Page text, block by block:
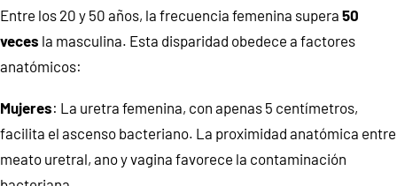
Entre los 20 y 50 años, la frecuencia femenina supera 50
veces la masculina. Esta disparidad obedece a factores
anatómicos:
Mujeres: La uretra femenina, con apenas 5 centímetros,
facilita el ascenso bacteriano. La proximidad anatómica entre
meato uretral, ano y vagina favorece la contaminación